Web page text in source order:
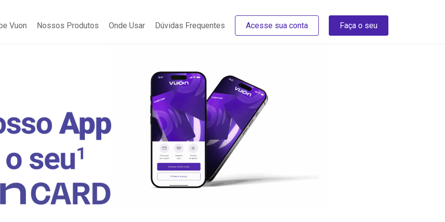
Vuon Nossos Produtos Onde Usar Dúvidas Frequentes Acesse sua conta Faça o seu